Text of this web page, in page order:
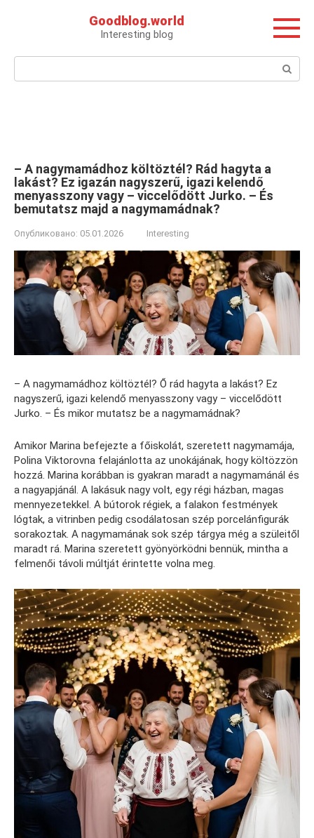
Goodblog.world
Interesting blog
Поиск:
– A nagymamádhoz költöztél? Rád hagyta a
lakást? Ez igazán nagyszerű, igazi kelendő
menyasszony vagy – viccelődött Jurko. – És
bemutatsz majd a nagymamádnak?
Опубликовано: 05.01.2026 Interesting
– A nagymamádhoz költöztél? Ő rád hagyta a lakást? Ez
nagyszerű, igazi kelendő menyasszony vagy – viccelődött
Jurko. – És mikor mutatsz be a nagymamádnak?
Amikor Marina befejezte a főiskolát, szeretett nagymamája,
Polina Viktorovna felajánlotta az unokájának, hogy költözzön
hozzá. Marina korábban is gyakran maradt a nagymamánál és
a nagyapjánál. A lakásuk nagy volt, egy régi házban, magas
mennyezetekkel. A bútorok régiek, a falakon festmények
lógtak, a vitrinben pedig csodálatosan szép porcelánfigurák
sorakoztak. A nagymamának sok szép tárgya még a szüleitől
maradt rá. Marina szeretett gyönyörködni bennük, mintha a
felmenői távoli múltját érintette volna meg.